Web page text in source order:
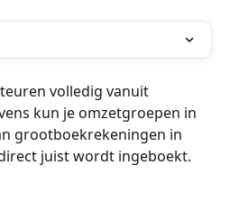
volledig vanuit
kun je omzetgroepen in
grootboekrekeningen in
juist wordt ingeboekt.